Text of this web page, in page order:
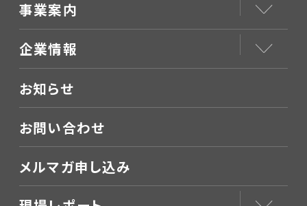
事業案内
企業情報
お知らせ
お問い合わせ
メルマガ申し込み